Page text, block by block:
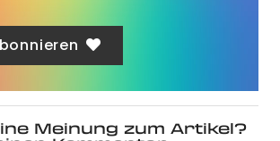
Meinung zum Artikel?